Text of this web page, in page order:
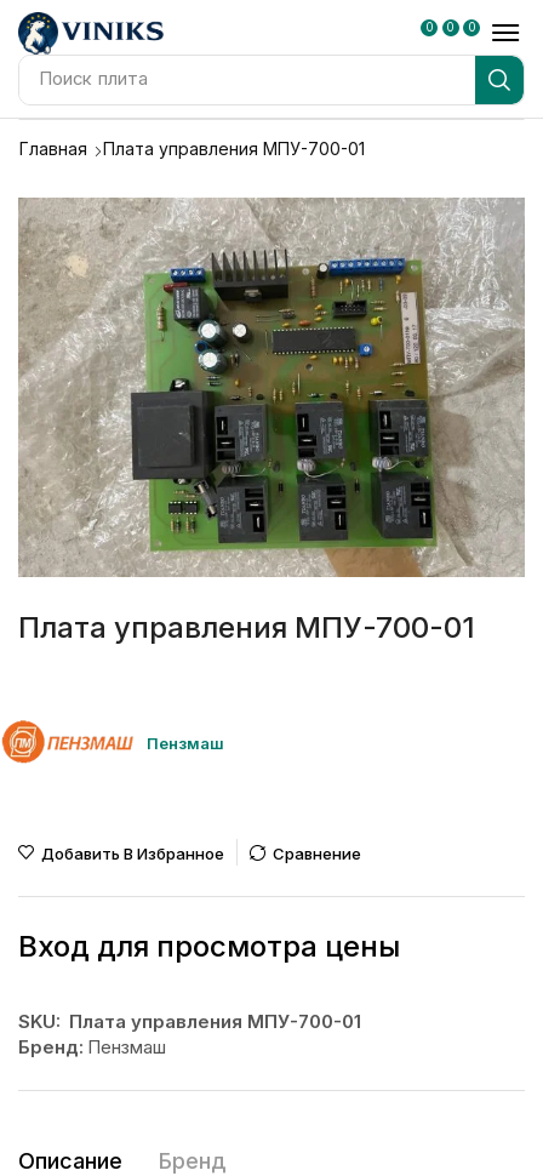
Поиск плита
0 0 0
Главная Плата управления МПУ-700-01
Плата управления МПУ-700-01
Пензмаш
Добавить В Избранное Сравнение
Вход для просмотра цены
SKU: Плата управления МПУ-700-01
Бренд: Пензмаш
Описание Бренд